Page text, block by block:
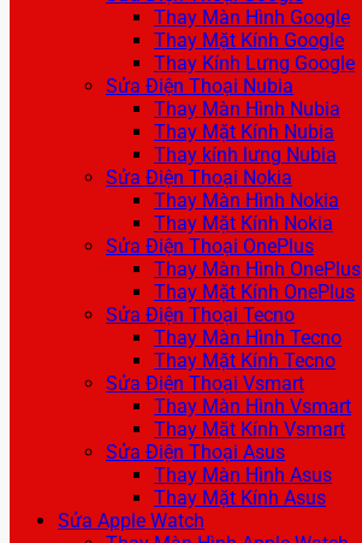
Thay Màn Hình Google
Thay Mặt Kính Google
Thay Kính Lưng Google
Sửa Điện Thoại Nubia
Thay Màn Hình Nubia
Thay Mặt Kính Nubia
Thay kính lưng Nubia
Sửa Điện Thoại Nokia
Thay Màn Hình Nokia
Thay Mặt Kính Nokia
Sửa Điện Thoại OnePlus
Thay Màn Hình OnePlus
Thay Mặt Kính OnePlus
Sửa Điện Thoại Tecno
Thay Màn Hình Tecno
Thay Mặt Kính Tecno
Sửa Điện Thoại Vsmart
Thay Màn Hình Vsmart
Thay Mặt Kính Vsmart
Sửa Điện Thoại Asus
Thay Màn Hình Asus
Thay Mặt Kính Asus
Sửa Apple Watch